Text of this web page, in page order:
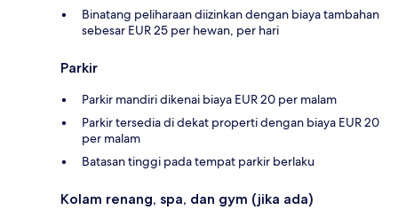
Binatang peliharaan diizinkan dengan biaya tambahan
sebesar EUR 25 per hewan, per hari
Parkir
Parkir mandiri dikenai biaya EUR 20 per malam
Parkir tersedia di dekat properti dengan biaya EUR 20
per malam
Batasan tinggi pada tempat parkir berlaku
Kolam renang, spa, dan gym (jika ada)